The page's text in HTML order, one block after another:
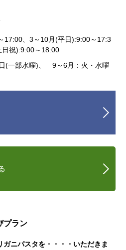
17:00、3～10月(平日):9:00～17:3
祝):9:00～18:00
(一部水曜)、 9～6月：火・水曜
プラン
ニパスタを・・・・いただきま